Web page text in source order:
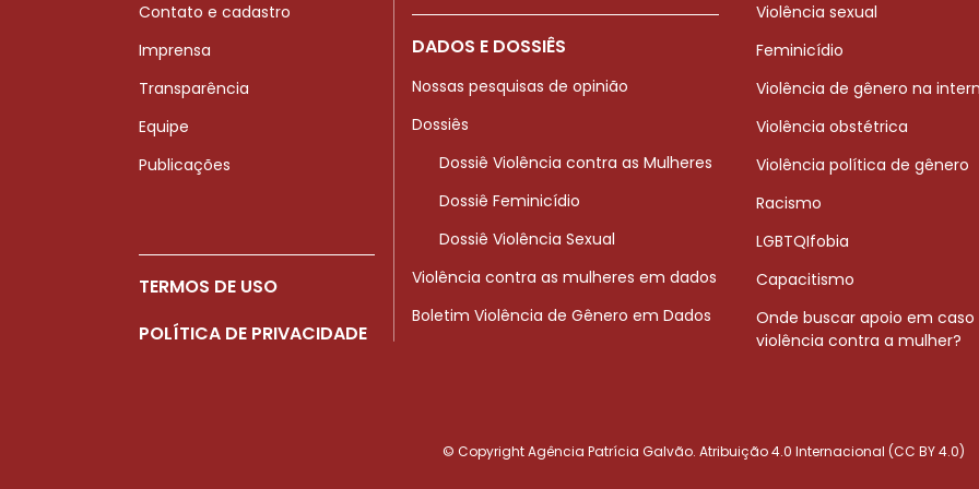
Contato e cadastro
Imprensa
Transparência
Equipe
Publicações
TERMOS DE USO
POLÍTICA DE PRIVACIDADE
DADOS E DOSSIÊS
Nossas pesquisas de opinião
Dossiês
Dossiê Violência contra as Mulheres
Dossiê Feminicídio
Dossiê Violência Sexual
Violência contra as mulheres em dados
Boletim Violência de Gênero em Dados
Violência sexual
Feminicídio
Violência de gênero na
Violência obstétrica
Violência política de gênero
Racismo
LGBTQIfobia
Capacitismo
Onde buscar apoio em caso
violência contra a mulher?
© Copyright Agência Patrícia Galvão. Atribuição 4.0 Internacional (CC BY 4.0)